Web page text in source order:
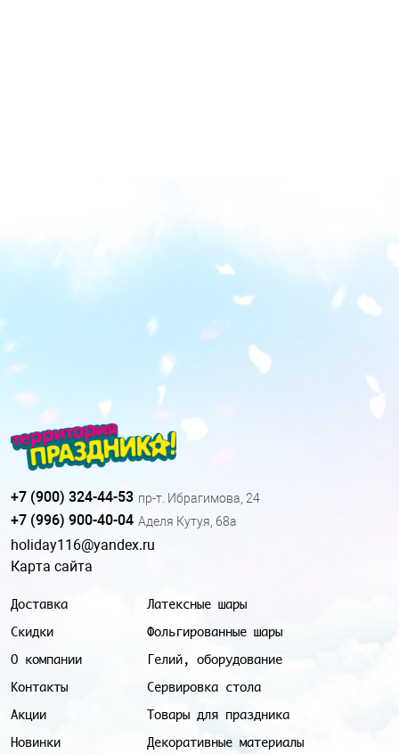
Доставка
Скидки
О компании
Контакты
Акции
Новинки
Латексные шары
Фольгированные шары
Гелий, оборудование
Сервировка стола
Товары для праздника
Декоративные материалы
+7 (900) 324-44-53 пр-т. Ибрагимова, 24
+7 (996) 900-40-04 Аделя Кутуя, 68а
holiday116@yandex.ru
Карта сайта